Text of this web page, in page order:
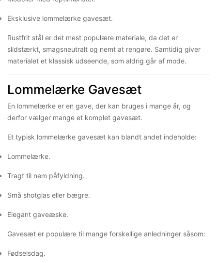
Eksklusive lommelærke gavesæt.
Rustfrit stål er det mest populære materiale, da det er
slidstærkt, smagsneutralt og nemt at rengøre. Samtidig giver
materialet et klassisk udseende, som aldrig går af mode.
Lommelærke Gavesæt
En lommelærke er en gave, der kan bruges i mange år, og
derfor vælger mange et komplet gavesæt.
Et typisk lommelærke gavesæt kan blandt andet indeholde:
Lommelærke.
Tragt til nem påfyldning.
Små shotglas eller bægre.
Elegant gaveæske.
Gavesæt er populære til mange forskellige anledninger såsom:
Fødselsdag.